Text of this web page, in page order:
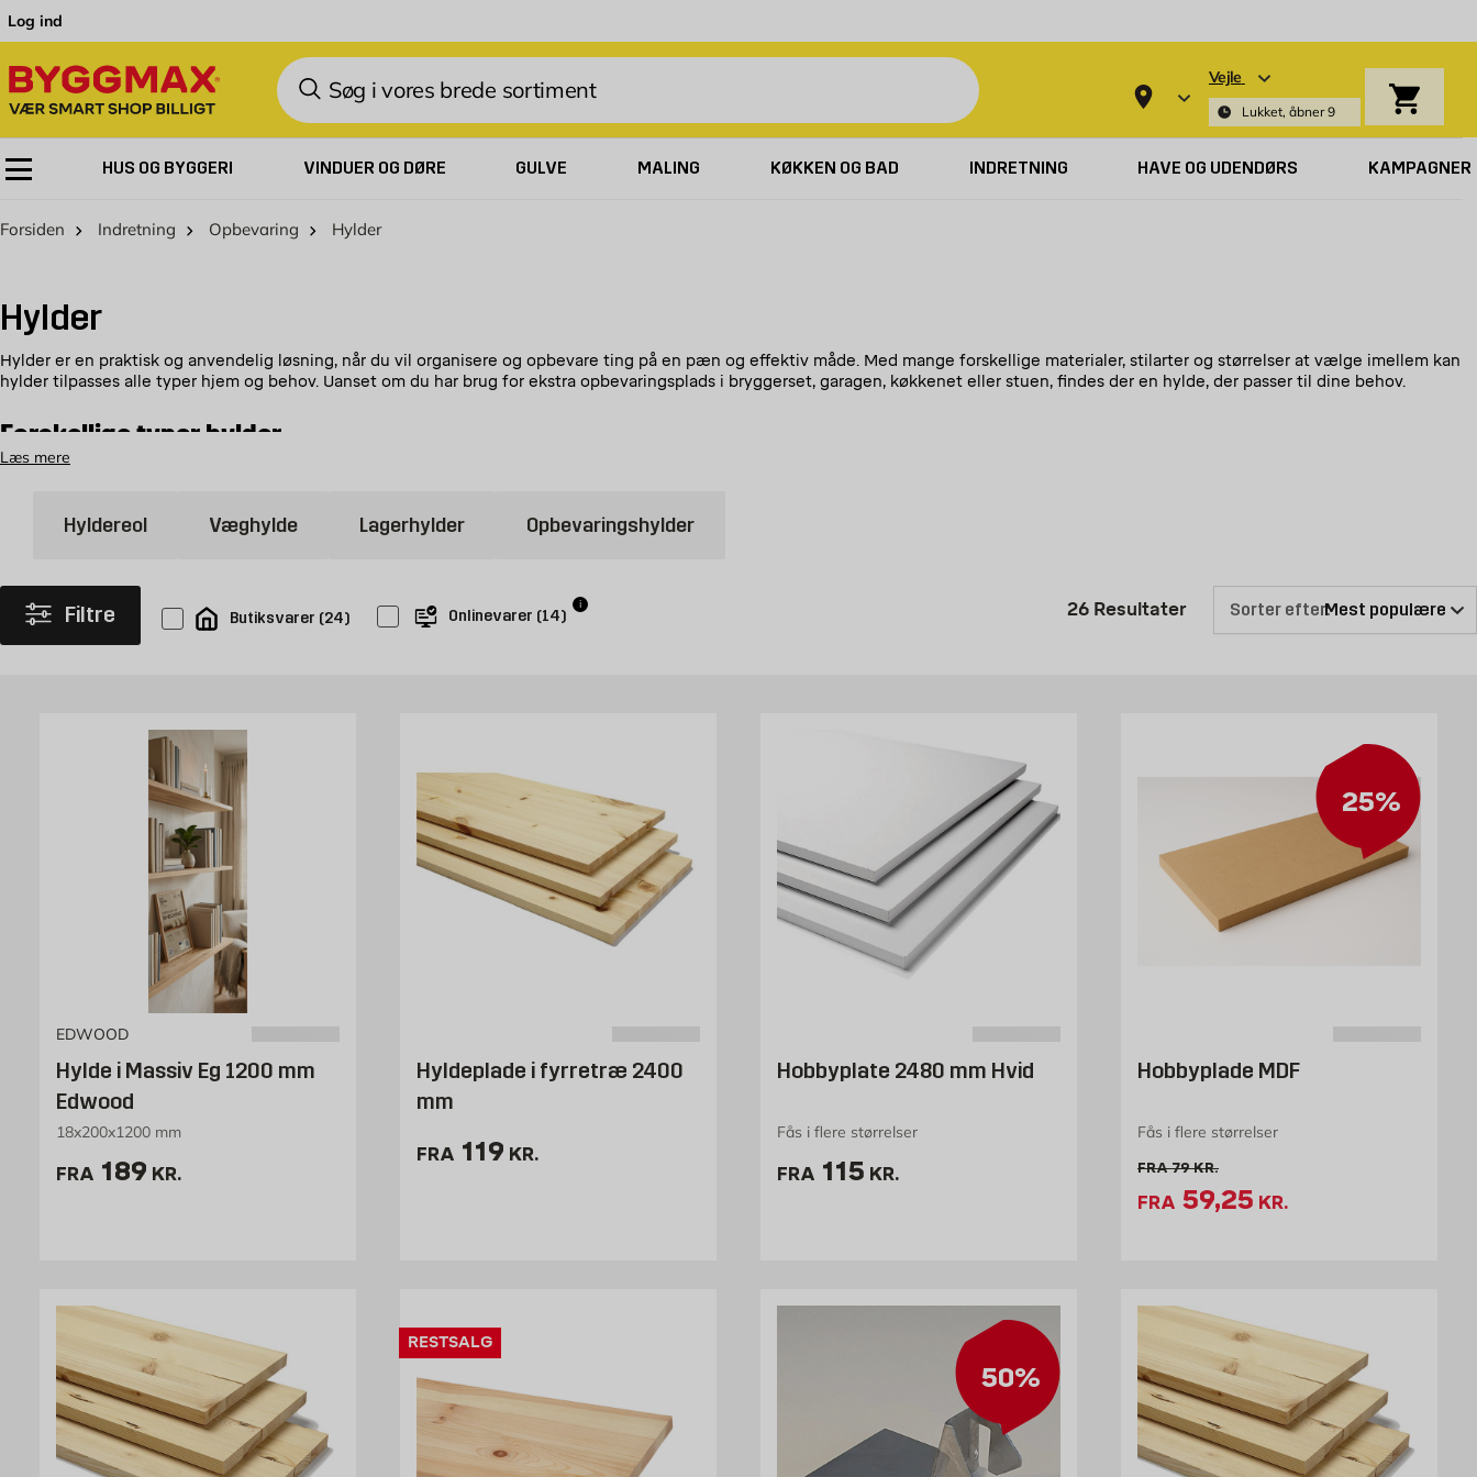
Log ind
Søg
Vejle
Lukket, åbner 9
HUS OG BYGGERI VINDUER OG DØRE GULVE MALING KØKKEN OG BAD INDRETNING HAVE OG UDENDØRS KAMPAGNER
Forsiden Indretning Opbevaring Hylder
Hylder
Hylder er en praktisk og anvendelig løsning, når du vil organisere og opbevare ting på en pæn og effektiv måde. Med mange forskellige materialer, stilarter og størrelser at vælge imellem kan
hylder tilpasses alle typer hjem og behov. Uanset om du har brug for ekstra opbevaringsplads i bryggerset, garagen, køkkenet eller stuen, findes der en hylde, der passer til dine behov.
Forskellige typer hylder
Hos os i Byggmax finder du forskellige typer hylder, blandt andet væghylder og hattehylder til hjemmet eller lagerhylder til depotrummet. Vi har hylder i forskellige materialer: Træhylder giver
Køb hylder hos Byggmax
Læs mere
Hyldereol Væghylde Lagerhylder Opbevaringshylder
Filtre Butiksvarer (24) Onlinevarer (14)
i 26 ResultaterProduktliste er opdateret: 26
Sorter efter:
EDWOOD
Hylde i Massiv Eg 1200 mm
Edwood
18x200x1200 mm
FRA Pris 189 kr. /stk
189 KR.
Hyldeplade i fyrretræ 2400
mm
FRA Pris 119 kr. /stk
119 KR.
Hobbyplate 2480 mm Hvid
Fås i flere størrelser
FRA Pris 115 kr. /stk
115 KR.
25%
Hobbyplade MDF
Fås i flere størrelser
FRAGammel pris 79 kr. /stk
79KR.
FRA Tilbudspris 59.25 kr.
59,25 KR.
RESTSALG
50%